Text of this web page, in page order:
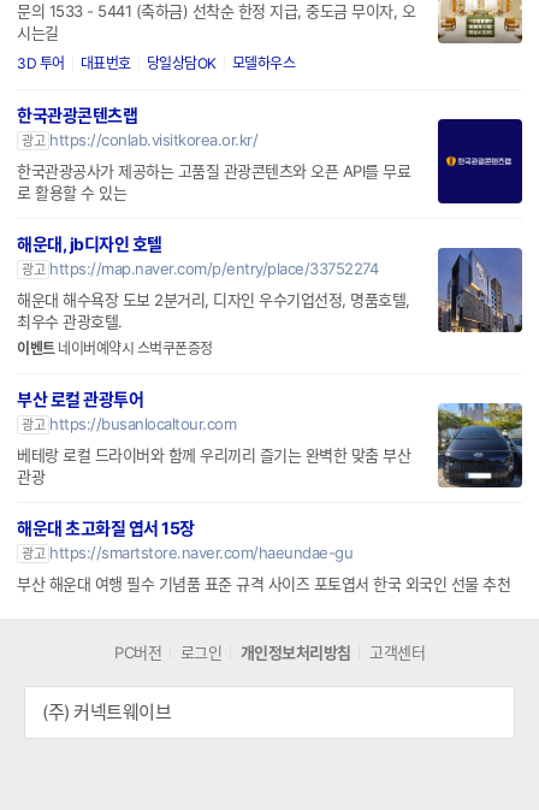
문의 1533 - 5441 (축하금) 선착순 한정 지급, 중도금 무이자, 오
시는길
3D 투어 대표번호 당일상담OK 모델하우스
한국관광콘텐츠랩
광고 https://conlab.visitkorea.or.kr/
한국관광공사가 제공하는 고품질 관광콘텐츠와 오픈 API를 무료
로 활용할 수 있는
해운대, jb디자인 호텔
광고 https://map.naver.com/p/entry/place/33752274
해운대 해수욕장 도보 2분거리, 디자인 우수기업선정, 명품호텔,
최우수 관광호텔.
이벤트네이버예약시 스벅쿠폰증정
부산 로컬 관광투어
광고 https://busanlocaltour.com
베테랑 로컬 드라이버와 함께 우리끼리 즐기는 완벽한 맞춤 부산
관광
해운대 초고화질 엽서 15장
광고 https://smartstore.naver.com/haeundae-gu
부산 해운대 여행 필수 기념품 표준 규격 사이즈 포토엽서 한국 외국인 선물 추천
PC버전 로그인 개인정보처리방침 고객센터
(주) 커넥트웨이브